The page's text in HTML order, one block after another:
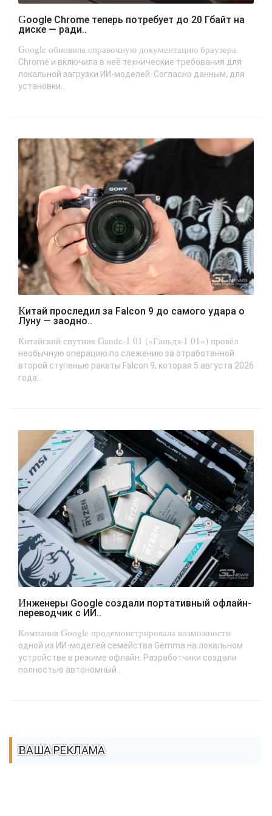
Google Chrome теперь потребует до 20 Гбайт на
диске — ради..
Google обновила справочную документацию браузера
Chrome и включила в неё технические требования для
локальной загрузки ИИ-моделей. Согласно данным, для
установки...
Китай проследил за Falcon 9 до самого удара о
Луну — заодно..
Китайский спутник Gande-1 01 («Ганьдэ-1 01») провёл
необычную операцию по слежению за отработанной
второй ступенью ракеты Falcon 9, которая 5 августа 2026
года...
Инженеры Google создали портативный офлайн-
переводчик с ИИ..
Компания Google продемонстрировала возможности
одной из ИИ-моделей семейства Gemma на локальном
устройстве в режиме офлайн. Разработчики создали
полностью автономный...
ВАША РЕКЛАМА